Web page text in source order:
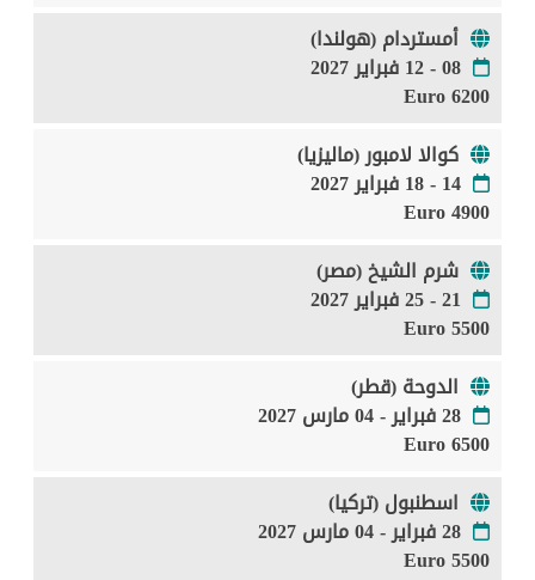
أمستردام (هولندا)
08 - 12 فبراير 2027
6200 Euro
كوالا لامبور (ماليزيا)
14 - 18 فبراير 2027
4900 Euro
شرم الشيخ (مصر)
21 - 25 فبراير 2027
5500 Euro
الدوحة (قطر)
28 فبراير - 04 مارس 2027
6500 Euro
اسطنبول (تركيا)
28 فبراير - 04 مارس 2027
5500 Euro